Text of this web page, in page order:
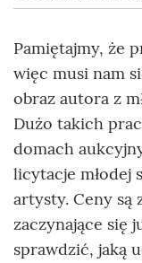
Pamiętajmy, że
więc musi nam
obraz autora z
Dużo takich
domach
licytacje młodej
artysty. Ceny są
zaczynające się
sprawdzić, jaką